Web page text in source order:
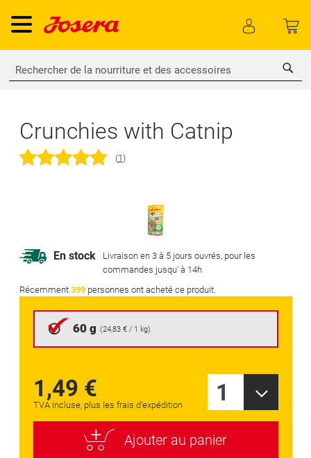
(1)
Crunchies with Catnip
end
the
images
gallery
to
beginning
of
the
images
Récemment 399personnes ont acheté ce produit.
60 g
1,49 €
(24,83 €/ 1 kg)
1
TVA incluse, plus les frais d'expédition
Ajouter au panier
En stock
Livraison en 3 à 5 jours ouvrés, pour les
commandes jusqu' à 14h